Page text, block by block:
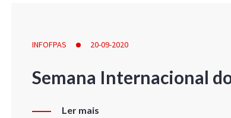
INFOFPAS 20-09-2020
Semana Internacional
Ler mais